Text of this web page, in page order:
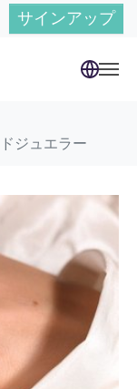
サインアップ
ジュエラー